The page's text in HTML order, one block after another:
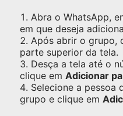
Abra o WhatsApp,
em que deseja
Após abrir o grupo,
parte superior da tela.
Desça a tela até o
clique em Adicionar
Selecione a pessoa
grupo e clique em